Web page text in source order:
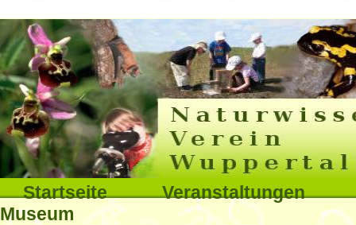
Direkt
zum
Inhalt
|
Direkt
zur
Sektionen
Startseite
Veranstaltungen
Museum
Interna